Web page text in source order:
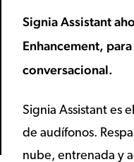
Signia Assistant
Enhancement,
conversacional.
Signia Assistant es
de audífonos.
nube, entrenada y